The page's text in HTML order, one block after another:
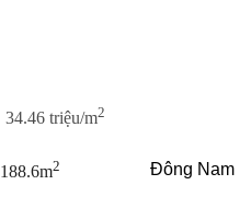
34.46 triệu/m2
188.6m2 Đông Nam